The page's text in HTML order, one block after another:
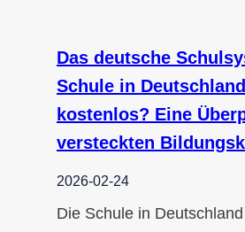
Das deutsche
Schule in
kostenlos? Eine
versteckten
2026-02-24
Die Schule in Deutschland